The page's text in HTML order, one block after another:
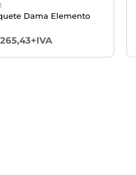
Dama Elemento